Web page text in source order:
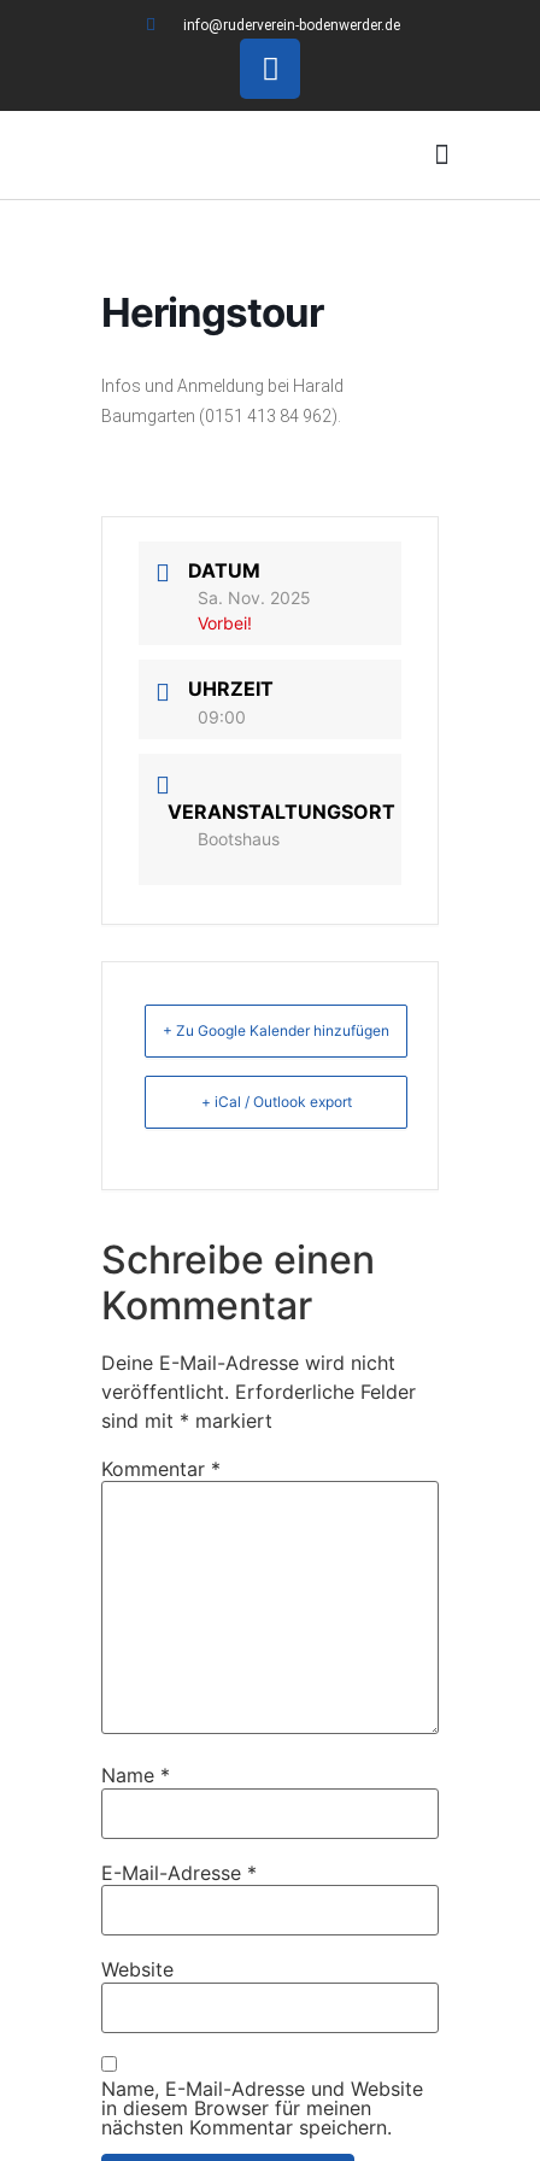
info@ruderverein-bodenwerder.de
Heringstour
Infos und Anmeldung bei Harald
Baumgarten (0151 413 84 962).
DATUM
Sa. Nov. 2025
Vorbei!
UHRZEIT
09:00
VERANSTALTUNGSORT
Bootshaus
+ Zu Google Kalender hinzufügen
+ iCal / Outlook export
Schreibe einen
Kommentar
Deine E-Mail-Adresse wird nicht
veröffentlicht. Erforderliche Felder
sind mit * markiert
Kommentar *
Name *
E-Mail-Adresse *
Website
Name, E-Mail-Adresse und Website
in diesem Browser für meinen
nächsten Kommentar speichern.